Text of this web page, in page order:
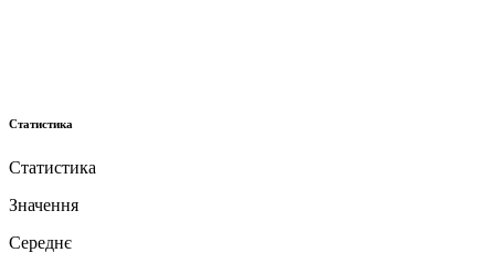
Статистика
Статистика
Значення
Середнє